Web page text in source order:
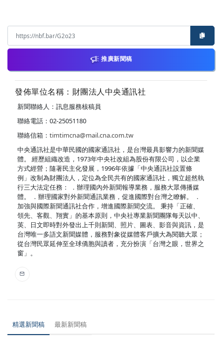
推廣新聞稿
發佈單位名稱：財團法人中央通訊社
新聞聯絡人：訊息服務核稿員
聯絡電話：02-25051180
聯絡信箱： timtimcna@mail.cna.com.tw
中央通訊社是中華民國的國家通訊社，是台灣最具影響力的新聞媒
體。 經歷組織改造，1973年中央社改組為股份有限公司，以企業
方式經營；隨著民主化發展，1996年依據「中央通訊社設置條
例」改制為財團法人，定位為全民共有的國家通訊社，獨立超然執
行三大法定任務： ．辦理國內外新聞報導業務，服務大眾傳播媒
體。 ．辦理國家對外新聞通訊業務，促進國際對台灣之瞭解。 ．
加強與國際新聞通訊社合作，增進國際新聞交流。 秉持「正確、
領先、客觀、翔實」的基本原則，中央社專業新聞團隊每天以中、
英、日文即時對外發出上千則新聞、照片、圖表、影音與資訊，是
台灣唯一多語文新聞媒體，服務對象從媒體客戶擴大為閱聽大眾；
從台灣民眾延伸至全球僑胞與讀者，充分扮演「台灣之眼，世界之
窗」。
精選新聞稿 最新新聞稿